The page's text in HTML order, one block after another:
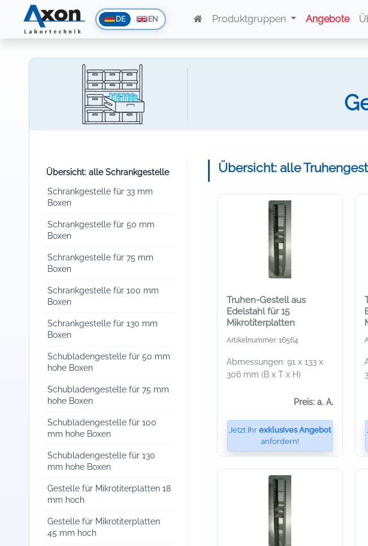
DE EN Produktgruppen Angebote
Übersicht: alle Schrankgestelle
Schrankgestelle für 33 mm
Boxen
Schrankgestelle für 50 mm
Boxen
Schrankgestelle für 75 mm
Boxen
Schrankgestelle für 100 mm
Boxen
Schrankgestelle für 130 mm
Boxen
Schubladengestelle für 50 mm
hohe Boxen
Schubladengestelle für 75 mm
hohe Boxen
Schubladengestelle für 100
mm hohe Boxen
Schubladengestelle für 130
mm hohe Boxen
Gestelle für Mikrotiterplatten 18
mm hoch
Gestelle für Mikrotiterplatten
45 mm hoch
Übersicht: alle
Truhen-Gestell aus
Edelstahl für 15
Mikrotiterplatten
Artikelnummer: 16564
Abmessungen: 91 x 133 x
306 mm (B x T x H)
Preis: a. A.
Jetzt Ihr exklusives Angebot
anfordern!